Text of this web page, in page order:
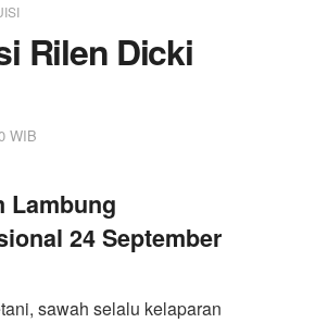
Rilen Dicki
WIB
Lambung
24 September
sawah selalu kelaparan